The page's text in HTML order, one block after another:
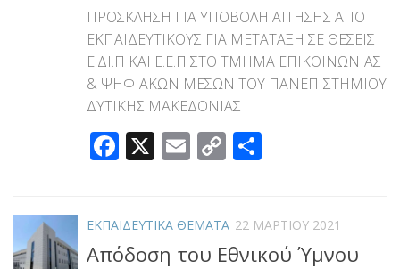
ΠΡΟΣΚΛΗΣΗ ΓΙΑ ΥΠΟΒΟΛΗ ΑΙΤΗΣΗΣ ΑΠΟ
ΕΚΠΑΙΔΕΥΤΙΚΟΥΣ ΓΙΑ ΜΕΤΑΤΑΞΗ ΣΕ ΘΕΣΕΙΣ
Ε.ΔΙ.Π ΚΑΙ Ε.Ε.Π ΣΤΟ ΤΜΗΜΑ ΕΠΙΚΟΙΝΩΝΙΑΣ
& ΨΗΦΙΑΚΩΝ ΜΕΣΩΝ ΤΟΥ ΠΑΝΕΠΙΣΤΗΜΙΟΥ
ΔΥΤΙΚΗΣ ΜΑΚΕΔΟΝΙΑΣ
Facebook
X Email
Copy
ΕΚΠΑΙΔΕΥΤΙΚΑ ΘΕΜΑΤΑ 22 ΜΑΡΤΊΟΥ 2021
Απόδοση του Εθνικού Ύμνου